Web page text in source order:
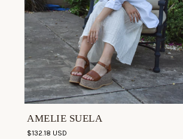
AMELIE SUELA
$132.18 USD